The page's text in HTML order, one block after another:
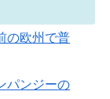
の欧州で普
パンジーの